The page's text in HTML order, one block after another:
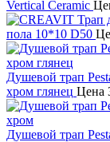
Vertical Ceramic
пола 10*10 D50
Душевой трап
хром глянец Цена
Душевой трап